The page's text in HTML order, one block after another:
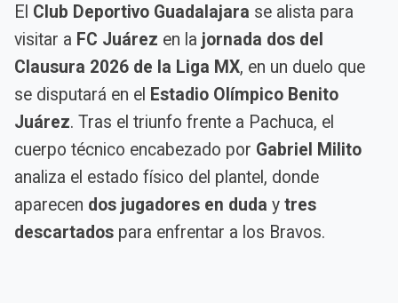
El Club Deportivo Guadalajara se alista para
visitar a FC Juárez en la jornada dos del
Clausura 2026 de la Liga MX, en un duelo que
se disputará en el Estadio Olímpico Benito
Juárez. Tras el triunfo frente a Pachuca, el
cuerpo técnico encabezado por Gabriel Milito
analiza el estado físico del plantel, donde
aparecen dos jugadores en duda y tres
descartados para enfrentar a los Bravos.